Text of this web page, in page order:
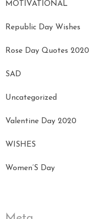
MOTIVATIONAL
Republic Day Wishes
Rose Day Quotes 2020
SAD
Uncategorized
Valentine Day 2020
WISHES
Women’S Day